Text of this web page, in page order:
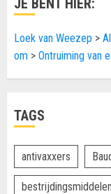
JE BENT HIER:
Loek van Weezep >
om > Ontruiming van
TAGS
antivaxxers
bestrijdingsmiddelen